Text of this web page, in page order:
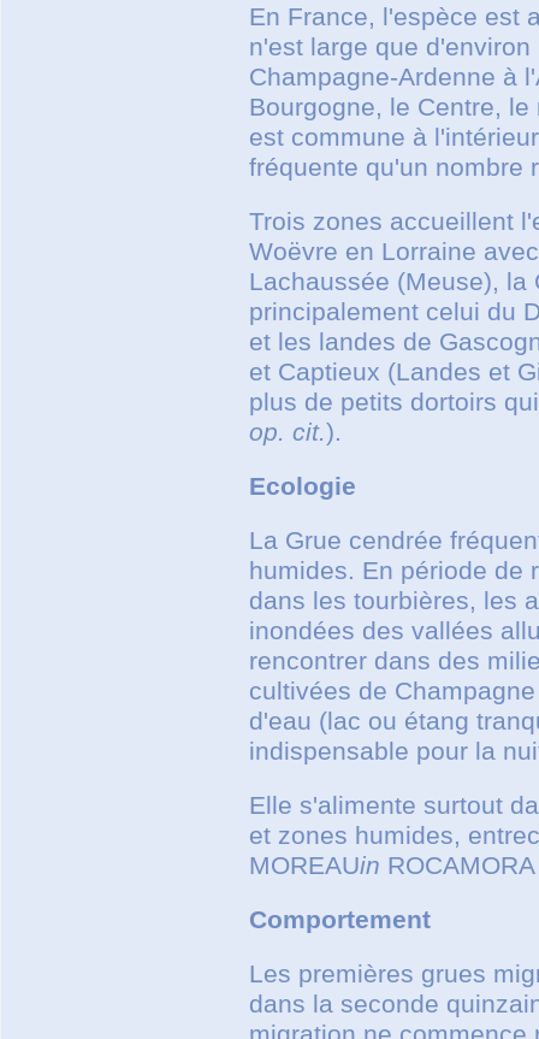
En France, l'espèce est
n'est large que
Champagne-Ardenne à
Bourgogne, le Centre,
est commune à
fréquente qu'un nombre
Trois zones accueillent
Woëvre en Lorraine
Lachaussée (Meuse),
principalement celui du
et les landes de
et Captieux (Landes et
plus de petits dortoirs
op. cit.).
Ecologie
La Grue cendrée
humides. En période de
dans les tourbières, les
inondées des vallées
rencontrer dans des
cultivées de
d'eau (lac ou étang
indispensable pour la
Elle s'alimente surtout
et zones humides,
MOREAUin
Comportement
Les premières grues
dans la seconde